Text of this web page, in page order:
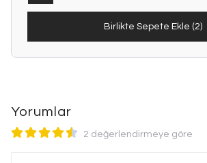
Birlikte Sepete Ekle (2)
Yorumlar
2 değerlendirmeye göre